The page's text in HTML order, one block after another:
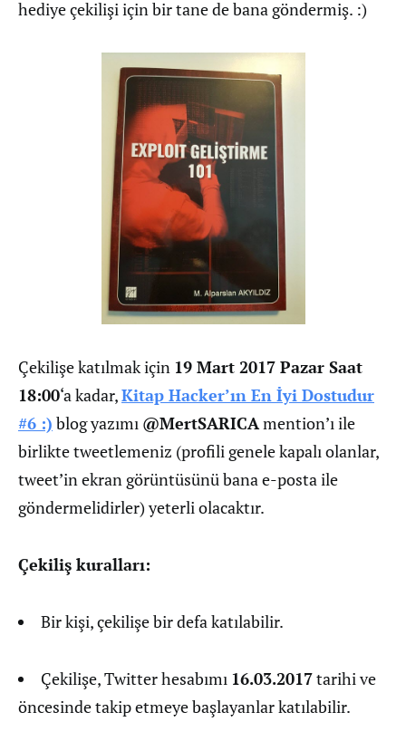
hediye çekilişi için bir tane de bana göndermiş. :)
Çekilişe katılmak için 19 Mart 2017 Pazar Saat
18:00‘a kadar,Kitap Hacker’ın En İyi Dostudur
#6 :) blog yazımı @MertSARICAmention’ı ile
birlikte tweetlemeniz (profili genele kapalı olanlar,
tweet’in ekran görüntüsünü bana e-posta ile
göndermelidirler) yeterli olacaktır.
Çekiliş kuralları:
Bir kişi, çekilişe bir defa katılabilir.
Çekilişe, Twitter hesabımı 16.03.2017tarihi ve
öncesinde takip etmeye başlayanlar katılabilir.